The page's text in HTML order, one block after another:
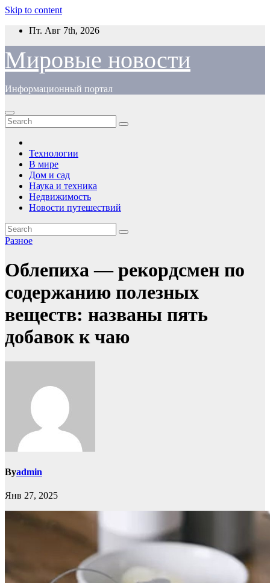
Skip to content
Пт. Авг 7th, 2026
Мировые новости
Информационный портал
Технологии
В мире
Дом и сад
Наука и техника
Недвижимость
Новости путешествий
Разное
Облепиха — рекордсмен по
содержанию полезных
веществ: названы пять
добавок к чаю
Byadmin
Янв 27, 2025